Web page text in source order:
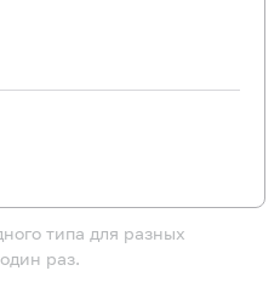
типа для разных
раз.